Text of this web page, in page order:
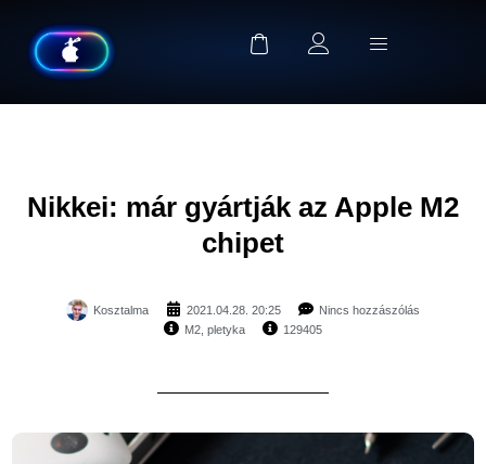
Nikkei: már gyártják az Apple M2
chipet
Kosztalma 2021.04.28. 20:25
Nincs hozzászólás
M2 pletyka 129405